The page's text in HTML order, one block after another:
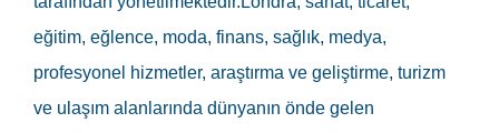
eğitim, eğlence, moda, finans, sağlık, medya,
profesyonel hizmetler, araştırma ve geliştirme, turizm
ve ulaşım alanlarında dünyanın önde gelen